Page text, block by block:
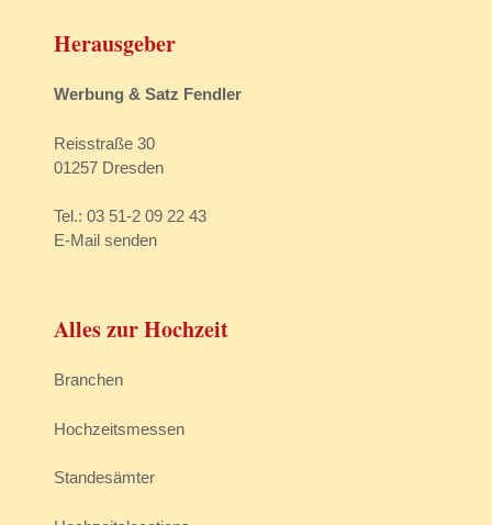
Herausgeber
Werbung & Satz Fendler
Reisstraße 30
01257 Dresden
Tel.: 03 51-2 09 22 43
E-Mail senden
Alles zur Hochzeit
Branchen
Hochzeitsmessen
Standesämter